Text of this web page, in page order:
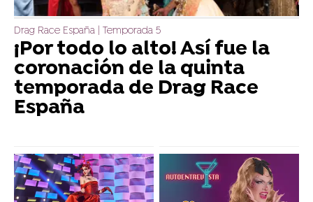
Drag Race España | Temporada 5
¡Por todo lo alto! Así fue la
coronación de la quinta
temporada de Drag Race
España